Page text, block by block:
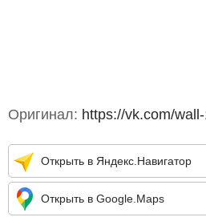
Оригинал: https://vk.com/
Открыть в Яндекс.Навигатор
Открыть в Google.Maps